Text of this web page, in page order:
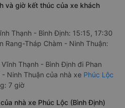
và giờ kết thúc của xe khách
Thạnh - Bình Định: 15:15, 17:30
Rang-Tháp Chàm - Ninh Thuận:
Thạnh - Bình Định đi Phan
- Ninh Thuận của nhà xe Phúc Lộc
7 giờ
nhà xe Phúc Lộc (Bình Định)